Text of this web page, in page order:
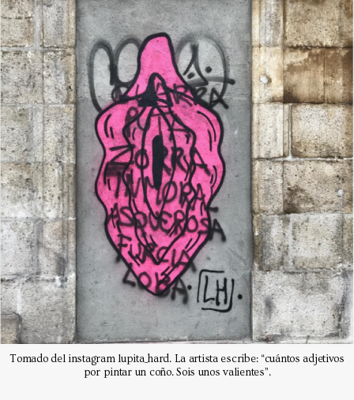
Tomado del instagram lupita_hard. La artista escribe: “cuántos adjetivos
por pintar un coño. Sois unos valientes”.